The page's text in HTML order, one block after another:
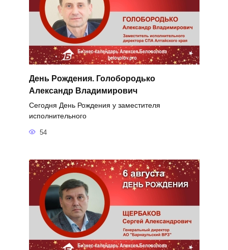
День Рождения. Голобородько
Александр Владимирович
Сегодня День Рождения у заместителя
исполнительного
54